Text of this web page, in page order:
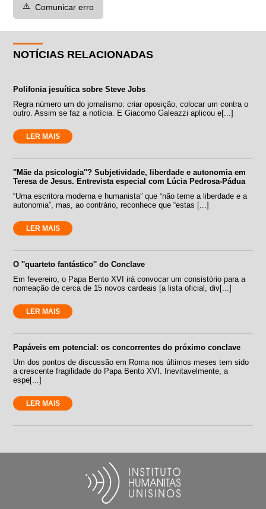
⚠️ Comunicar erro
NOTÍCIAS RELACIONADAS
Polifonia jesuítica sobre Steve Jobs
Regra número um do jornalismo: criar oposição, colocar um contra o
outro. Assim se faz a notícia. E Giacomo Galeazzi aplicou e[...]
LER MAIS
''Mãe da psicologia''? Subjetividade, liberdade e autonomia em
Teresa de Jesus. Entrevista especial com Lúcia Pedrosa-Pádua
“Uma escritora moderna e humanista” que “não teme a liberdade e a
autonomia”, mas, ao contrário, reconhece que “estas [...]
LER MAIS
O ''quarteto fantástico'' do Conclave
Em fevereiro, o Papa Bento XVI irá convocar um consistório para a
nomeação de cerca de 15 novos cardeais [a lista oficial, div[...]
LER MAIS
Papáveis em potencial: os concorrentes do próximo conclave
Um dos pontos de discussão em Roma nos últimos meses tem sido
a crescente fragilidade do Papa Bento XVI. Inevitavelmente, a
espe[...]
LER MAIS